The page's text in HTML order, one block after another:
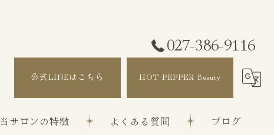
027-386-9116
公式LINEはこちら HOT PEPPER Beauty
当サロンの特徴 よくある質問 ブログ